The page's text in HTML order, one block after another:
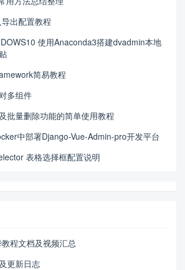
出配置教程
使用Anaconda3搭建dvadmin本地
简易教程
多组件
批量删除功能的简单使用教程
中部署Django-Vue-Admin-pro开发平台
表格选择框配置说明
程文档及视频汇总
更新日志